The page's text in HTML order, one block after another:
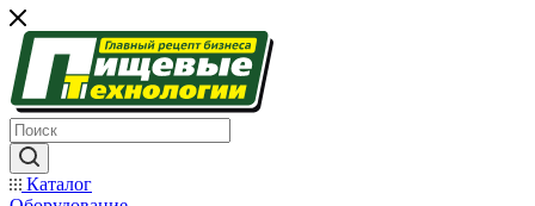
Каталог